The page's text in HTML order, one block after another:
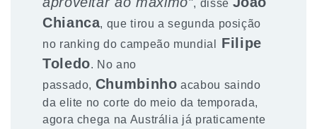
, disse
Chianca, que tirou a segunda posição
no ranking do campeão mundial
Filipe
Toledo. No ano
passado, Chumbinho acabou saindo
da elite no corte do meio da temporada,
agora chega na Austrália já praticamente